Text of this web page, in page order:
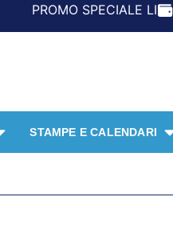
PROMO SPECIALE LIBRI
STAMPE E CALENDARI